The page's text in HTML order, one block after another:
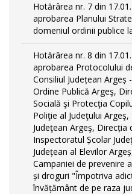
Hotărârea nr. 7 din
aprobarea Planului
domeniul ordinii publice
Hotărârea nr. 8 din
aprobarea Protocolului
Consiliul Județean
Ordine Publică Argeş,
Socială şi Protecţia
Poliţie al Judeţului
Judeţean Argeş, Direcția
Inspectoratul Școlar
Județean al Elevilor
Campaniei de prevenire
și droguri "Împotriva
învățământ de pe raza